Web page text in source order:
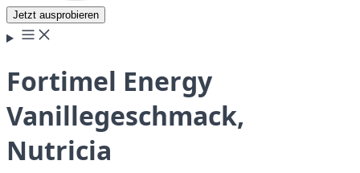
Jetzt ausprobieren
Fortimel Energy
Vanillegeschmack,
Nutricia